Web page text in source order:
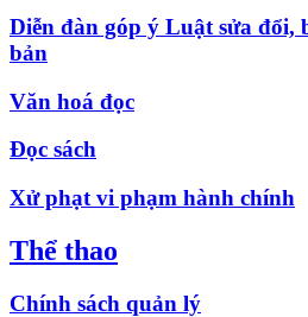
Diễn đàn góp ý Luật sửa đổi,
bản
Văn hoá đọc
Đọc sách
Xử phạt vi phạm hành chính
Thể thao
Chính sách quản lý